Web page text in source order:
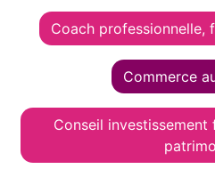
Coach professionnelle,
Commerce
Conseil